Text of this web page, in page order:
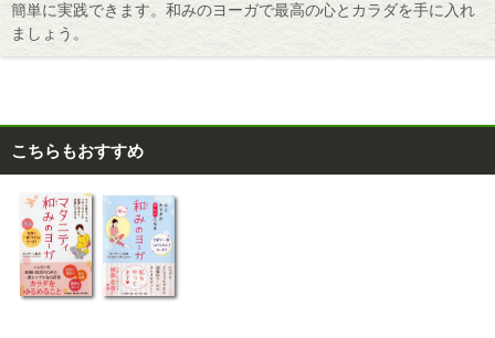
簡単に実践できます。和みのヨーガで最高の心とカラダを手に入れ
ましょう。
こちらもおすすめ